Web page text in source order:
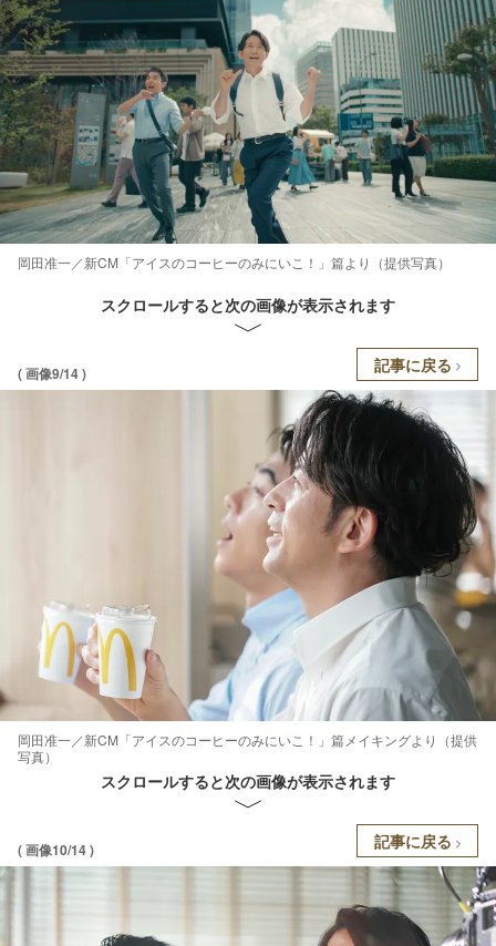
岡田准一／新CM「アイスのコーヒーのみにいこ！」篇より（提供写真）
スクロールすると次の画像が表示されます
( 画像9/14 ) 記事に戻る
岡田准一／新CM「アイスのコーヒーのみにいこ！」篇メイキングより（提供
写真）
スクロールすると次の画像が表示されます
( 画像10/14 ) 記事に戻る